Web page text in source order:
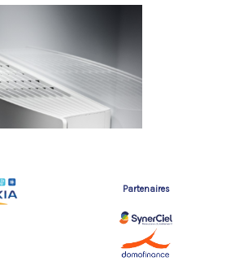
Partenaires